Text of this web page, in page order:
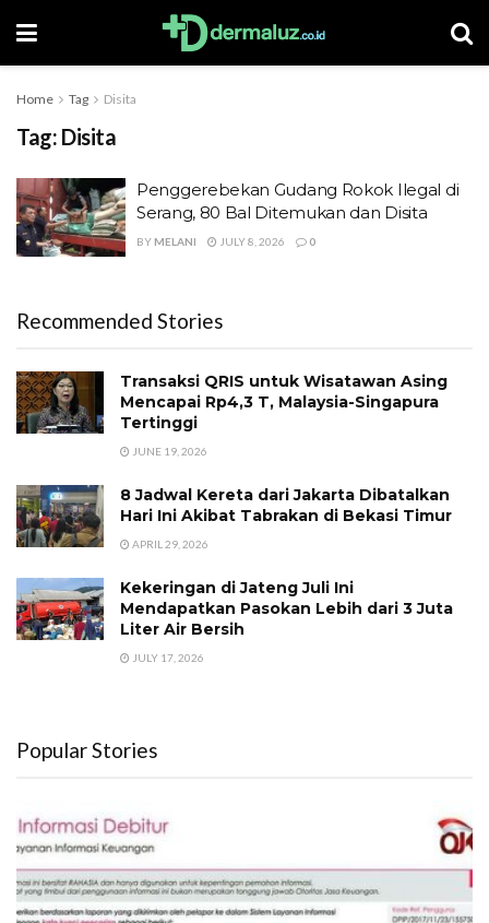
Home Tag Disita
Tag: Disita
Penggerebekan Gudang Rokok Ilegal di
Serang, 80 Bal Ditemukan dan Disita
BY MELANI JULY 8, 2026 0
Recommended Stories
Transaksi QRIS untuk Wisatawan Asing
Mencapai Rp4,3 T, Malaysia-Singapura
Tertinggi
JUNE 19, 2026
8 Jadwal Kereta dari Jakarta Dibatalkan
Hari Ini Akibat Tabrakan di Bekasi Timur
APRIL 29, 2026
Kekeringan di Jateng Juli Ini
Mendapatkan Pasokan Lebih dari 3 Juta
Liter Air Bersih
JULY 17, 2026
Popular Stories